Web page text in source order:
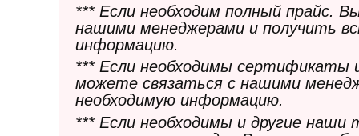
*** Если необходим полный прайс.
нашими менеджерами и получить
информацию.
*** Если необходимы сертификаты
можете связаться с нашими
необходимую информацию.
*** Если необходимы и другие